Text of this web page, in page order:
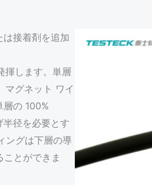
接着剤を追加
揮します。単層
マグネット ワイ
の 100%
径を必要とす
ングは下層の導
とができま